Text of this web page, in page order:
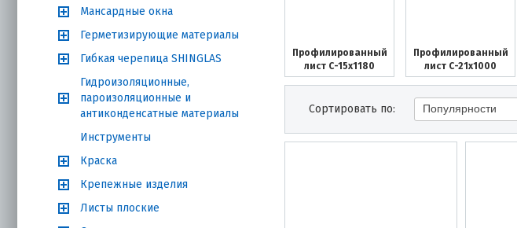
Мансардные окна
Герметизирующие материалы
Гибкая черепица SHINGLAS
Гидроизоляционные,
пароизоляционные и
антиконденсатные материалы
Инструменты
Краска
Крепежные изделия
Листы плоские
Профилированный
лист С-15х1180
Профилированный
лист С-21х1000
Сортировать по: Популярности